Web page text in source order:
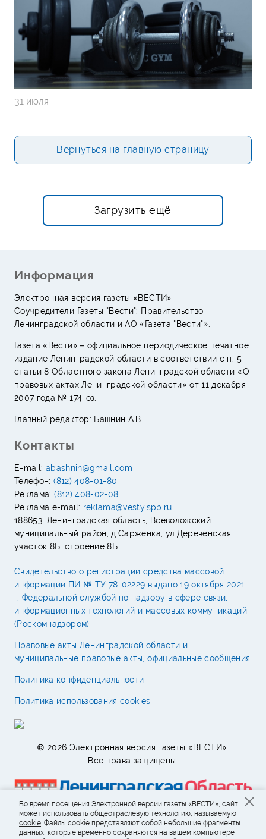
31 июля
Вернуться на главную страницу
Загрузить ещё
Информация
Электронная версия газеты «ВЕСТИ»
Соучредители Газеты "Вести": Правительство
Ленинградской области и АО «Газета "Вести"».
Газета «Вести» – официальное периодическое печатное
издание Ленинградской области в соответствии с п. 5
статьи 8 Областного закона Ленинградской области «О
правовых актах Ленинградской области» от 11 декабря
2007 года № 174-оз.
Главный редактор: Башнин А.В.
Контакты
E-mail: abashnin@gmail.com
Телефон:(812) 408-01-80
Реклама:(812) 408-02-08
Реклама e-mail: reklama@vesty.spb.ru
188653, Ленинградская область, Всеволожский
муниципальный район, д.Сарженка, ул.Деревенская,
участок 8Б, строение 8Б
Свидетельство о регистрации средства массовой
информации ПИ № ТУ 78-02229 выдано 19 октября 2021
г. Федеральной службой по надзору в сфере связи,
информационных технологий и массовых коммуникаций
(Роскомнадзором)
Правовые акты Ленинградской области и
муниципальные правовые акты, официальные сообщения
Политика конфиденциальности
Политика использования cookies
© 2026 Электронная версия газеты «ВЕСТИ».
Все права защищены.
Во время посещения Электронной версии газеты «ВЕСТИ», сайт
может использовать общеотраслевую технологию, называемую
cookie. Файлы cookie представляют собой небольшие фрагменты
данных, которые временно сохраняются на вашем компьютере